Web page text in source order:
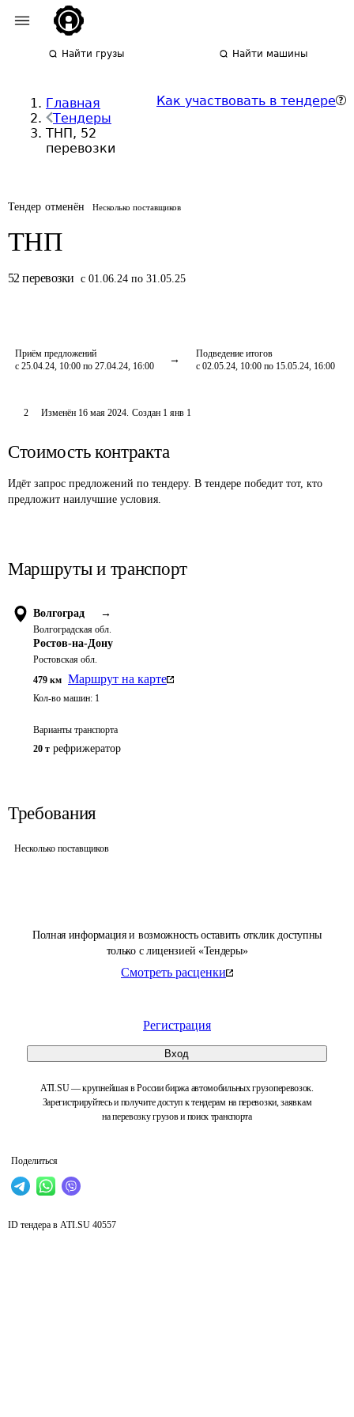
Найти грузы Найти машины
Главная
Тендеры
ТНП, 52
перевозки
Как участвовать в тендере
Тендер отменён Несколько поставщиков
ТНП
52 перевозки с 01.06.24 по 31.05.25
Приём предложений
с 25.04.24, 10:00 по 27.04.24, 16:00
Подведение итогов
с 02.05.24, 10:00 по 15.05.24, 16:00
Полная информация и возможность оставить отклик доступны
только с лицензией «Тендеры»
Смотреть расценки
Регистрация
Вход
ATI.SU — крупнейшая в России биржа автомобильных грузоперевозок.
Зарегистрируйтесь и получите доступ к тендерам на перевозки, заявкам
на перевозку грузов и поиск транспорта
Поделиться
2 Изменён 16 мая 2024. Создан 1 янв 1
Стоимость контракта
Идёт запрос предложений по тендеру. В тендере победит тот, кто
предложит наилучшие условия.
Маршруты и транспорт
Волгоград →
Волгоградская обл.
Ростов-на-Дону
Ростовская обл.
479 км Маршрут на карте
Кол-во машин: 1
Варианты транспорта
20 т рефрижератор
Требования
Несколько поставщиков
ID тендера в ATI.SU 40557